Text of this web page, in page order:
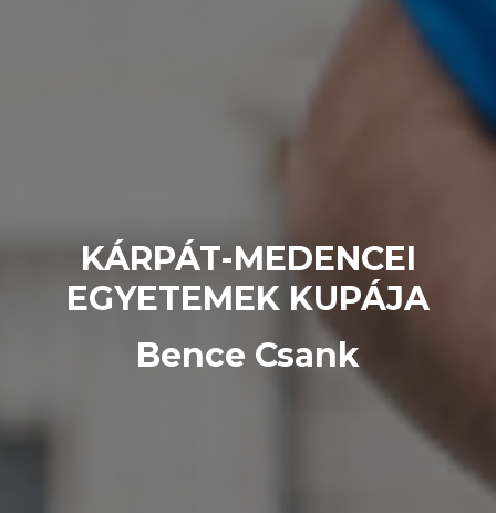
KÁRPÁT-MEDENCEI
EGYETEMEK KUPÁJA
Bence Csank